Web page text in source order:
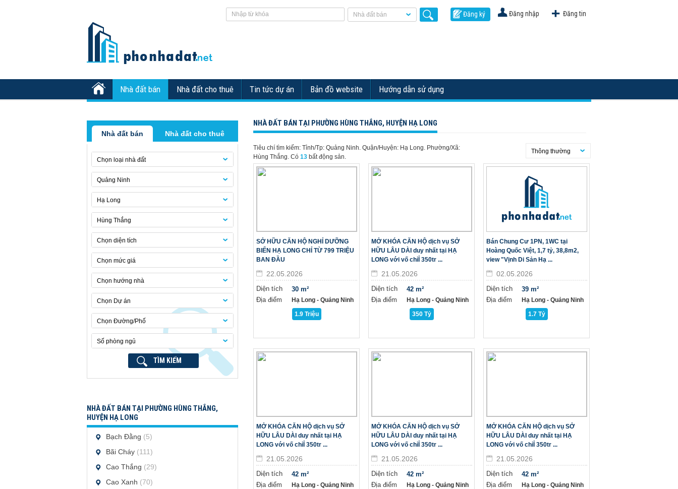
Đăng tin
Đăng nhập
Đăng ký
Nhà đất bán
Nhà đất bán Nhà đất cho thuê Tin tức dự án Bản đồ website Hướng dẫn sử dụng
Nhà đất bán Nhà đất cho thuê
Chọn loại nhà đất
Quảng Ninh
Hạ Long
Hùng Thắng
Chọn diện tích
Chọn mức giá
Chọn hướng nhà
Chọn Dự án
Chọn Đường/Phố
Số phòng ngủ
TÌM KIẾM
NHÀ ĐẤT BÁN TẠI PHƯỜNG HÙNG THẮNG,
HUYỆN HẠ LONG
Bạch Đằng (5)
Bãi Cháy (111)
Cao Thắng (29)
Cao Xanh (70)
NHÀ ĐẤT BÁN TẠI PHƯỜNG HÙNG THẮNG, HUYỆN HẠ LONG
Tiêu chí tìm kiếm: Tỉnh/Tp: Quảng Ninh. Quận/Huyện: Hạ Long. Phường/Xã:
Hùng Thắng. Có 13 bất động sản.
Thông thường
SỞ HỮU CĂN HỘ NGHỈ DƯỠNG
BIỂN HẠ LONG CHỈ TỪ 799 TRIỆU
BAN ĐẦU
22.05.2026
Diện tích
Địa điểm
30 m²
Hạ Long - Quảng Ninh
1.9 Triệu
MỞ KHÓA CĂN HỘ dịch vụ SỞ
HỮU LÂU DÀI duy nhất tại HẠ
LONG với vố chỉỈ 350tr ...
21.05.2026
Diện tích
Địa điểm
42 m²
Hạ Long - Quảng Ninh
350 Tỷ
Bán Chung Cư 1PN, 1WC tại
Hoàng Quốc Việt, 1,7 tỷ, 38,8m2,
view "Vịnh Di Sản Hạ ...
02.05.2026
Diện tích
Địa điểm
39 m²
Hạ Long - Quảng Ninh
1.7 Tỷ
MỞ KHÓA CĂN HỘ dịch vụ SỞ
HỮU LÂU DÀI duy nhất tại HẠ
LONG với vố chỉỈ 350tr ...
21.05.2026
Diện tích
Địa điểm
42 m²
Hạ Long - Quảng Ninh
MỞ KHÓA CĂN HỘ dịch vụ SỞ
HỮU LÂU DÀI duy nhất tại HẠ
LONG với vố chỉỈ 350tr ...
21.05.2026
Diện tích
Địa điểm
42 m²
Hạ Long - Quảng Ninh
MỞ KHÓA CĂN HỘ dịch vụ SỞ
HỮU LÂU DÀI duy nhất tại HẠ
LONG với vố chỉỈ 350tr ...
21.05.2026
Diện tích
Địa điểm
42 m²
Hạ Long - Quảng Ninh